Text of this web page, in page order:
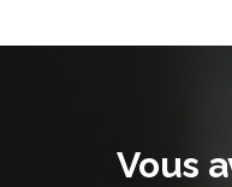
Vous